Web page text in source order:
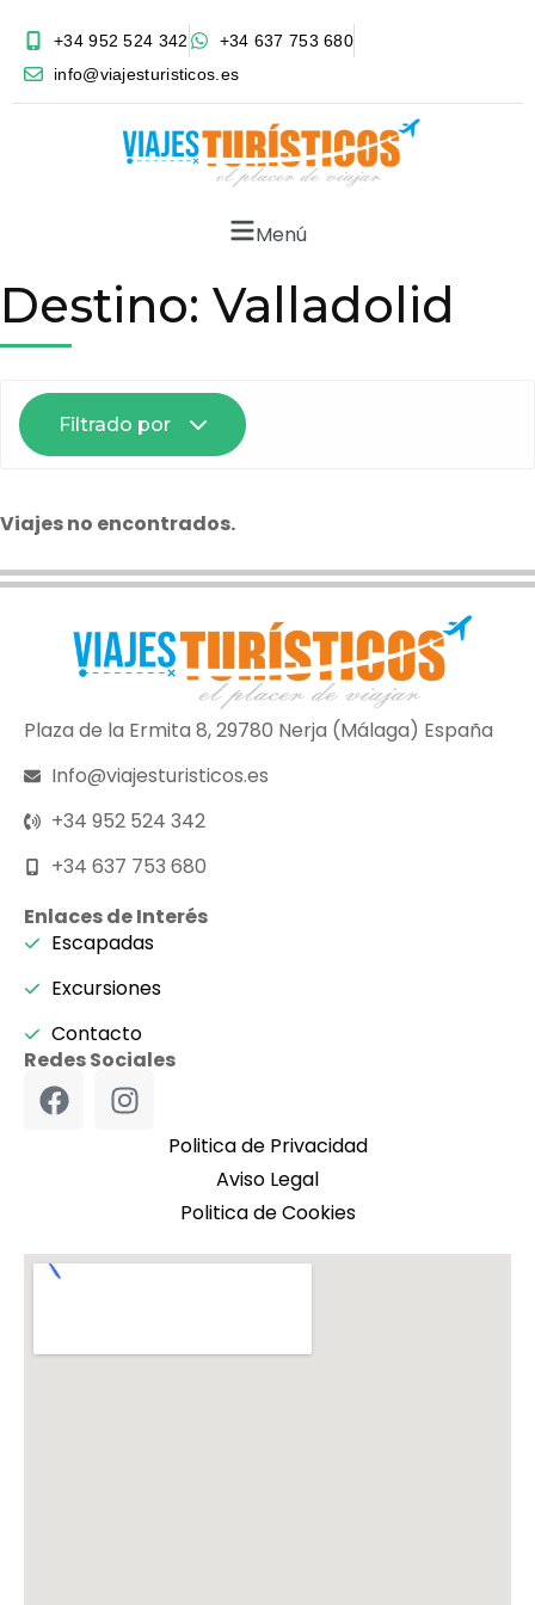
+34 952 524 342
+34 637 753 680
info@viajesturisticos.es
Menú
Destino: Valladolid
Filtrado por
Viajes no encontrados.
Plaza de la Ermita 8, 29780 Nerja (Málaga) España
Info@viajesturisticos.es
+34 952 524 342
+34 637 753 680
Enlaces de Interés
Escapadas
Excursiones
Contacto
Redes Sociales
Politica de Privacidad
Aviso Legal
Politica de Cookies